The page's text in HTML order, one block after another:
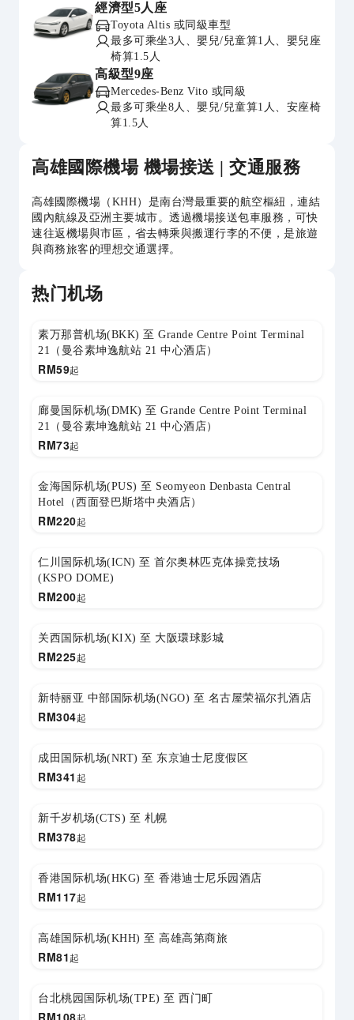
經濟型5人座
Toyota Altis 或同級車型
最多可乘坐3人、嬰兒/兒童算1人、嬰兒座
椅算1.5人
高級型9座
Mercedes-Benz Vito 或同級
最多可乘坐8人、嬰兒/兒童算1人、安座椅
算1.5人
高雄國際機場 機場接送 | 交通服務
高雄國際機場（KHH）是南台灣最重要的航空樞紐，連結
國內航線及亞洲主要城市。透過機場接送包車服務，可快
速往返機場與市區，省去轉乘與搬運行李的不便，是旅遊
與商務旅客的理想交通選擇。
热门机场
素万那普机场(BKK) 至 Grande Centre Point Terminal
21（曼谷素坤逸航站 21 中心酒店）
RM59起
廊曼国际机场(DMK) 至 Grande Centre Point Terminal
21（曼谷素坤逸航站 21 中心酒店）
RM73起
金海国际机场(PUS) 至 Seomyeon Denbasta Central
Hotel（西面登巴斯塔中央酒店）
RM220起
仁川国际机场(ICN) 至 首尔奥林匹克体操竞技场
(KSPO DOME)
RM200起
关西国际机场(KIX) 至 大阪環球影城
RM225起
新特丽亚 中部国际机场(NGO) 至 名古屋荣福尔扎酒店
RM304起
成田国际机场(NRT) 至 东京迪士尼度假区
RM341 起
新千岁机场(CTS) 至 札幌
RM378起
香港国际机场(HKG) 至 香港迪士尼乐园酒店
RM117起
高雄国际机场(KHH) 至 高雄高第商旅
RM81起
台北桃园国际机场(TPE) 至 西门町
RM108起